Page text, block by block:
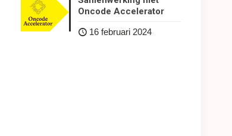
Oncode Accelerator
16 februari 2024